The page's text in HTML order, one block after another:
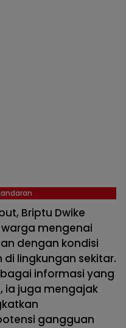
Briptu Dwike
mengenai
dengan kondisi
lingkungan sekitar.
informasi yang
ia juga mengajak
gangguan